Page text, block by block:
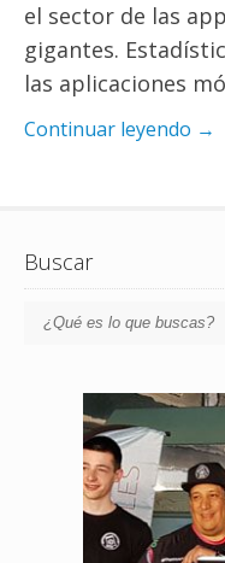
el sector de las
gigantes.
las aplicaciones
Continuar leyendo →
Buscar